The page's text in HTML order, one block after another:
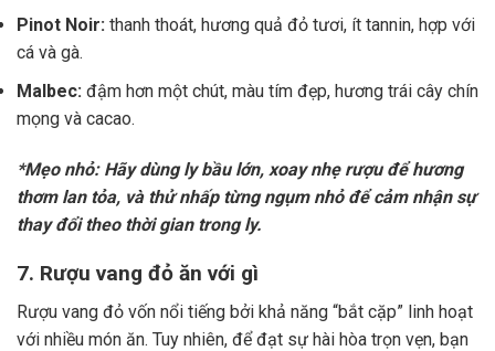
Pinot Noir: thanh thoát, hương quả đỏ tươi, ít tannin, hợp với
cá và gà.
Malbec: đậm hơn một chút, màu tím đẹp, hương trái cây chín
mọng và cacao.
*Mẹo nhỏ: Hãy dùng ly bầu lớn, xoay nhẹ rượu để hương
thơm lan tỏa, và thử nhấp từng ngụm nhỏ để cảm nhận sự
thay đổi theo thời gian trong ly.
7. Rượu vang đỏ ăn với gì
Rượu vang đỏ vốn nổi tiếng bởi khả năng “bắt cặp” linh hoạt
với nhiều món ăn. Tuy nhiên, để đạt sự hài hòa trọn vẹn, bạn